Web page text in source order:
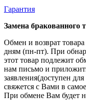
Гарантия
Замена бракованного
Обмен и возврат
дням (пн-пт). При
этот товар подлежит
нам письмо и
заявления(доступен
свяжется с Вами в
При обмене Вам будет